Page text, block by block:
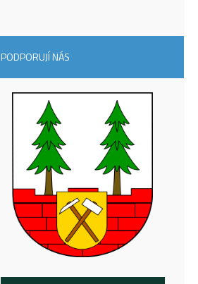
PODPORUJÍ NÁS